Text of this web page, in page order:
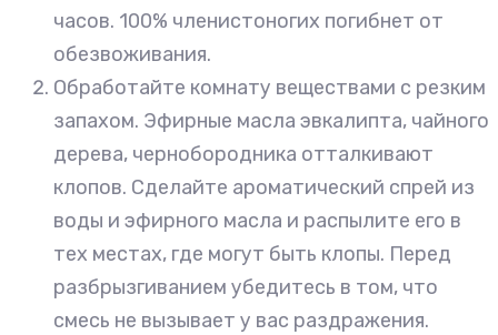
часов. 100% членистоногих погибнет от
обезвоживания.
Обработайте комнату веществами с резким
запахом. Эфирные масла эвкалипта, чайного
дерева, чернобородника отталкивают
клопов. Сделайте ароматический спрей из
воды и эфирного масла и распылите его в
тех местах, где могут быть клопы. Перед
разбрызгиванием убедитесь в том, что
смесь не вызывает у вас раздражения.